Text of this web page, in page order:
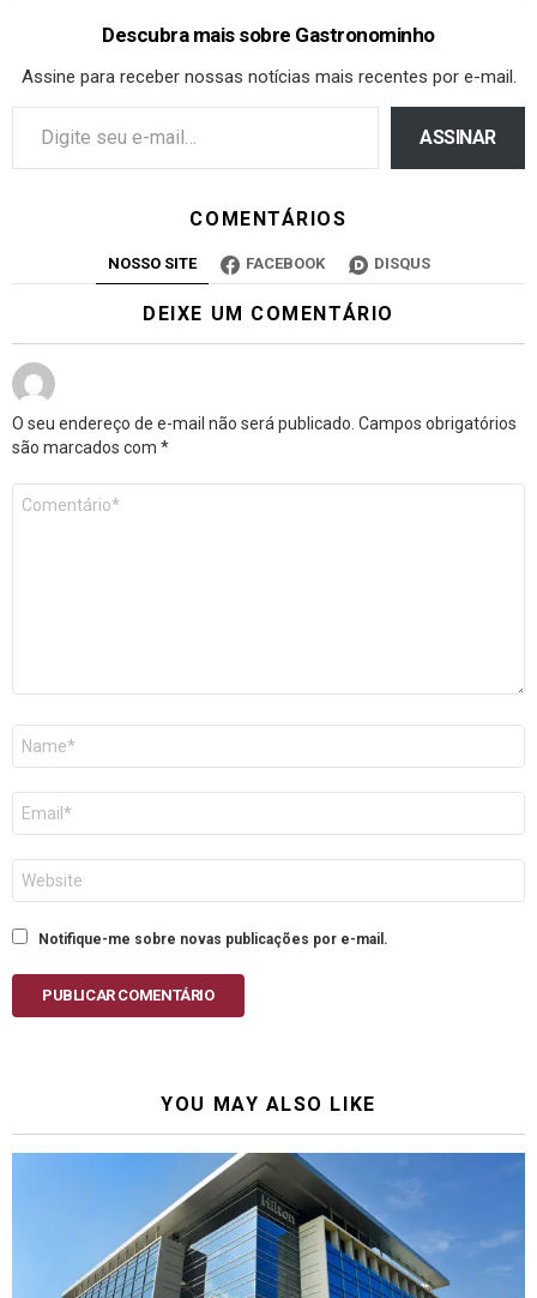
Descubra mais sobre Gastronominho
Assine para receber nossas notícias mais recentes por e-mail.
ASSINAR
COMENTÁRIOS
NOSSO SITE FACEBOOK DISQUS
DEIXE UM COMENTÁRIO
O seu endereço de e-mail não será publicado. Campos obrigatórios
são marcados com *
mail
Notifique-me sobre novas publicações por e-mail.
PUBLICAR COMENTÁRIO
YOU MAY ALSO LIKE